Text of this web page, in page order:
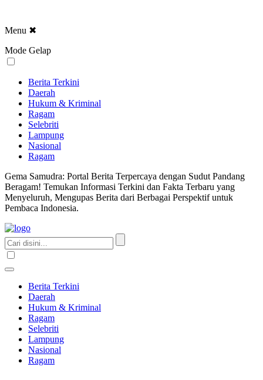
Menu ✖
Mode Gelap
Berita Terkini
Daerah
Hukum & Kriminal
Ragam
Selebriti
Lampung
Nasional
Ragam
Gema Samudra: Portal Berita Terpercaya dengan Sudut Pandang
Beragam! Temukan Informasi Terkini dan Fakta Terbaru yang
Menyeluruh, Mengupas Berita dari Berbagai Perspektif untuk
Pembaca Indonesia.
Berita Terkini
Daerah
Hukum & Kriminal
Ragam
Selebriti
Lampung
Nasional
Ragam